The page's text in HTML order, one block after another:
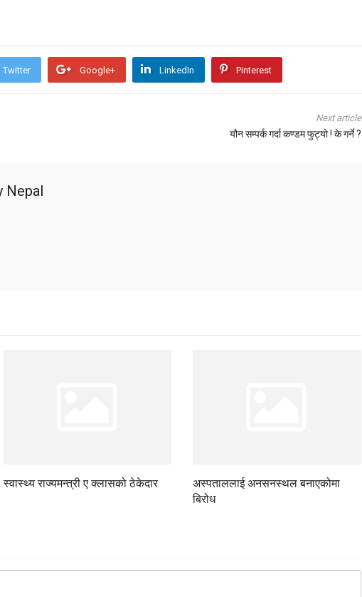
Twitter Google+ LinkedIn Pinterest
Next article
यौन सम्पर्क गर्दा कण्डम फुट्यो ! के गर्ने ?
Nepal
स्वास्थ्य राज्यमन्त्री ए क्लासको ठेकेदार
अस्पताललाई अनसनस्थल बनाएकोमा
बिरोध